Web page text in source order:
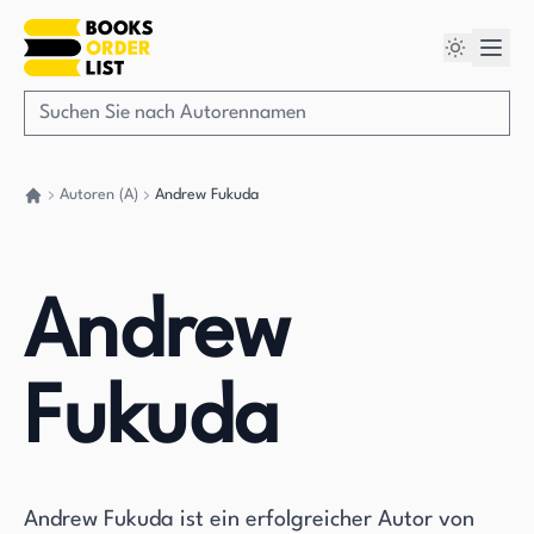
Autoren (A) Andrew Fukuda
Andrew
Fukuda
Andrew Fukuda ist ein erfolgreicher Autor von